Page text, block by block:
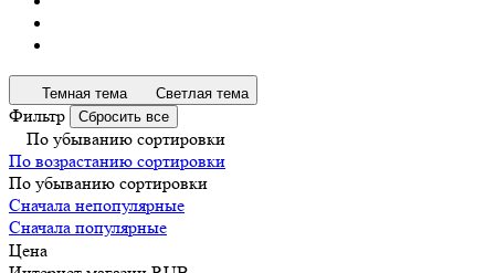
Темная тема Светлая тема
Фильтр Сбросить все
По убыванию сортировки
По возрастанию сортировки
По убыванию сортировки
Сначала непопулярные
Сначала популярные
Цена